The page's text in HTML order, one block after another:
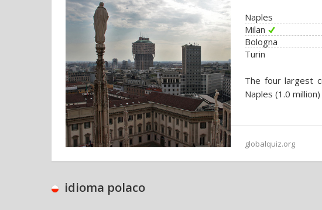
Naples
Milan
Bologna
Turin
The four largest
Naples (1.0
globalquiz.org
idioma polaco